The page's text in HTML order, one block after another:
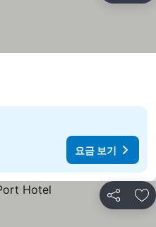
요금 보기
공유 즐